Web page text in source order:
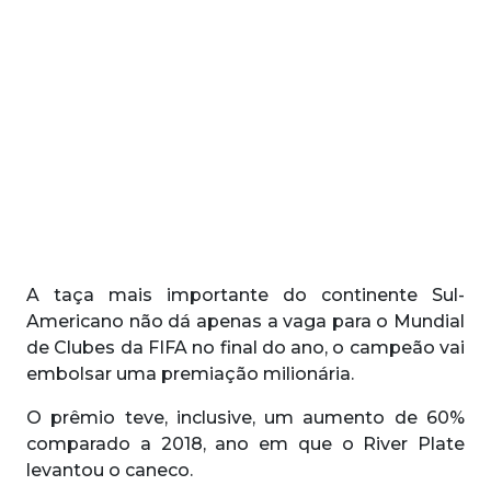
A taça mais importante do continente Sul-
Americano não dá apenas a vaga para o Mundial
de Clubes da FIFA no final do ano, o campeão vai
embolsar uma premiação milionária.
O prêmio teve, inclusive, um aumento de 60%
comparado a 2018, ano em que o River Plate
levantou o caneco.